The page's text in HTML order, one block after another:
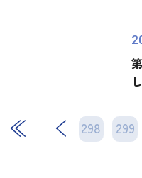
298 299